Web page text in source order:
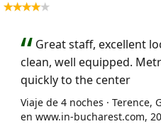
Great staff, excellent
clean, well equipped.
quickly to the center
Viaje de 4 noches · Terence,
en www.in-bucharest.com,